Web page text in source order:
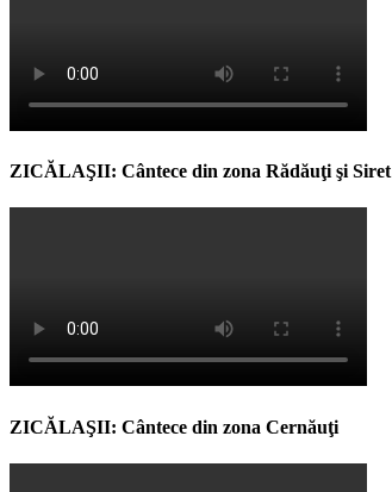
ZICĂLAŞII: Cântece din zona Rădăuţi şi Siret
ZICĂLAŞII: Cântece din zona Cernăuţi